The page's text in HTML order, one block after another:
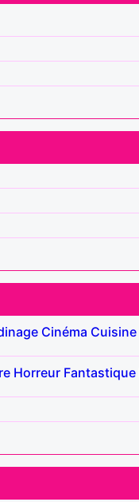
Cinéma Cuisine
Horreur Fantastique